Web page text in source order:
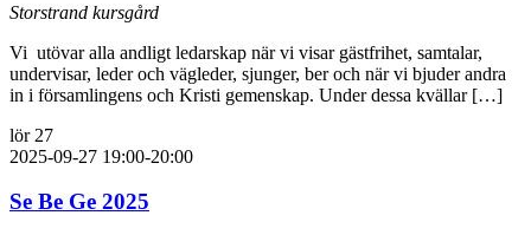
Storstrand kursgård
Vi utövar alla andligt ledarskap när vi visar gästfrihet, samtalar,
undervisar, leder och vägleder, sjunger, ber och när vi bjuder andra
in i församlingens och Kristi gemenskap. Under dessa kvällar […]
lör 27
2025-09-27 19:00-20:00
Se Be Ge 2025